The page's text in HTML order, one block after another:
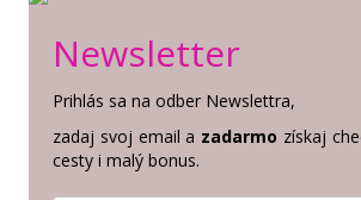
Newsletter
Prihlás sa na odber Newslettra,
zadaj svoj email a zadarmo získaj
cesty i malý bonus.